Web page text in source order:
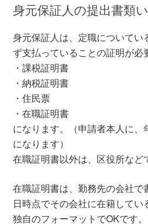
身元保証人の提出書類
身元保証人は、定職について
ず支払っていることの証明が必
・課税証明書
・納税証明書
・住民票
・在職証明書
になります。（申請者本人に、
になります）
在職証明書以外は、区役所など
在職証明書は、勤務先の会社で
日時点でその会社に在籍して
独自のフォーマットでOKです。